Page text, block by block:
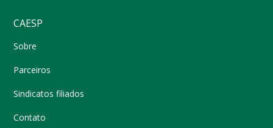
CAESP
Sobre
Parceiros
Sindicatos filiados
Contato